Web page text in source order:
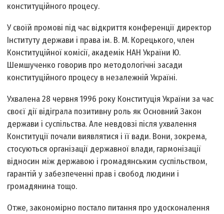
конституційного процесу.
У своїй промові під час відкриття конференції директор
Інституту держави і права ім. В. М. Корецького, член
Конституційної комісії, академік НАН України Ю.
Шемшученко говорив про методологічні засади
конституційного процесу в незалежній Україні.
Ухвалена 28 червня 1996 року Конституція України за час
своєї дії відіграла позитивну роль як Основний Закон
держави і суспільства. Але невдовзі після ухвалення
Конституції почали виявлятися і її вади. Вони, зокрема,
стосуються організації державної влади, гармонізації
відносин між державою і громадянським суспільством,
гарантій у забезпеченні прав і свобод людини і
громадянина тощо.
Отже, закономірно постало питання про удосконалення